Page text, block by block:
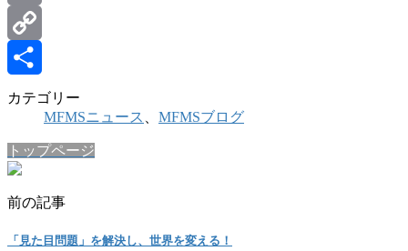
Email
Copy
Link
共
カテゴリー
MFMSニュース
MFMSブログ
トップページ
前の記事
「見た目問題」を解決し、世界を変える！